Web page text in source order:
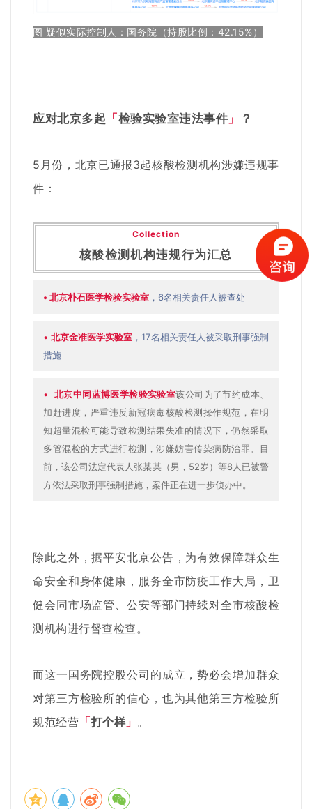
图 疑似实际控制人：国务院（持股比例：42.15%）
应对北京多起 「检验实验室违法事件 」 ？
5月份，北京已通报3起核酸检测机构涉嫌违规事
件：
Collection
核酸检测机构违规行为汇总
• 北京朴石医学检验实验室 ，6名相关责任人被查处
•北京金准医学实验室 ，17名相关责任人被采取刑事强制
措施
• 北京中同蓝博医学检验实验室该公司为了节约成本、
加赶进度，严重违反新冠病毒核酸检测操作规范，在明
知超量混检可能导致检测结果失准的情况下，仍然采取
多管混检的方式进行检测，涉嫌妨害传染病防治罪。目
前，该公司法定代表人张某某（男，52岁）等8人已被警
方依法采取刑事强制措施，案件正在进一步侦办中。
除此之外，据平安北京公告，为有效保障群众生
命安全和身体健康，服务全市防疫工作大局，卫
健会同市场监管、公安等部门持续对全市核酸检
测机构进行督查检查。
而这一国务院控股公司的成立，势必会增加群众
对第三方检验所的信心，也为其他第三方检验所
规范经营 「打个样 」 。